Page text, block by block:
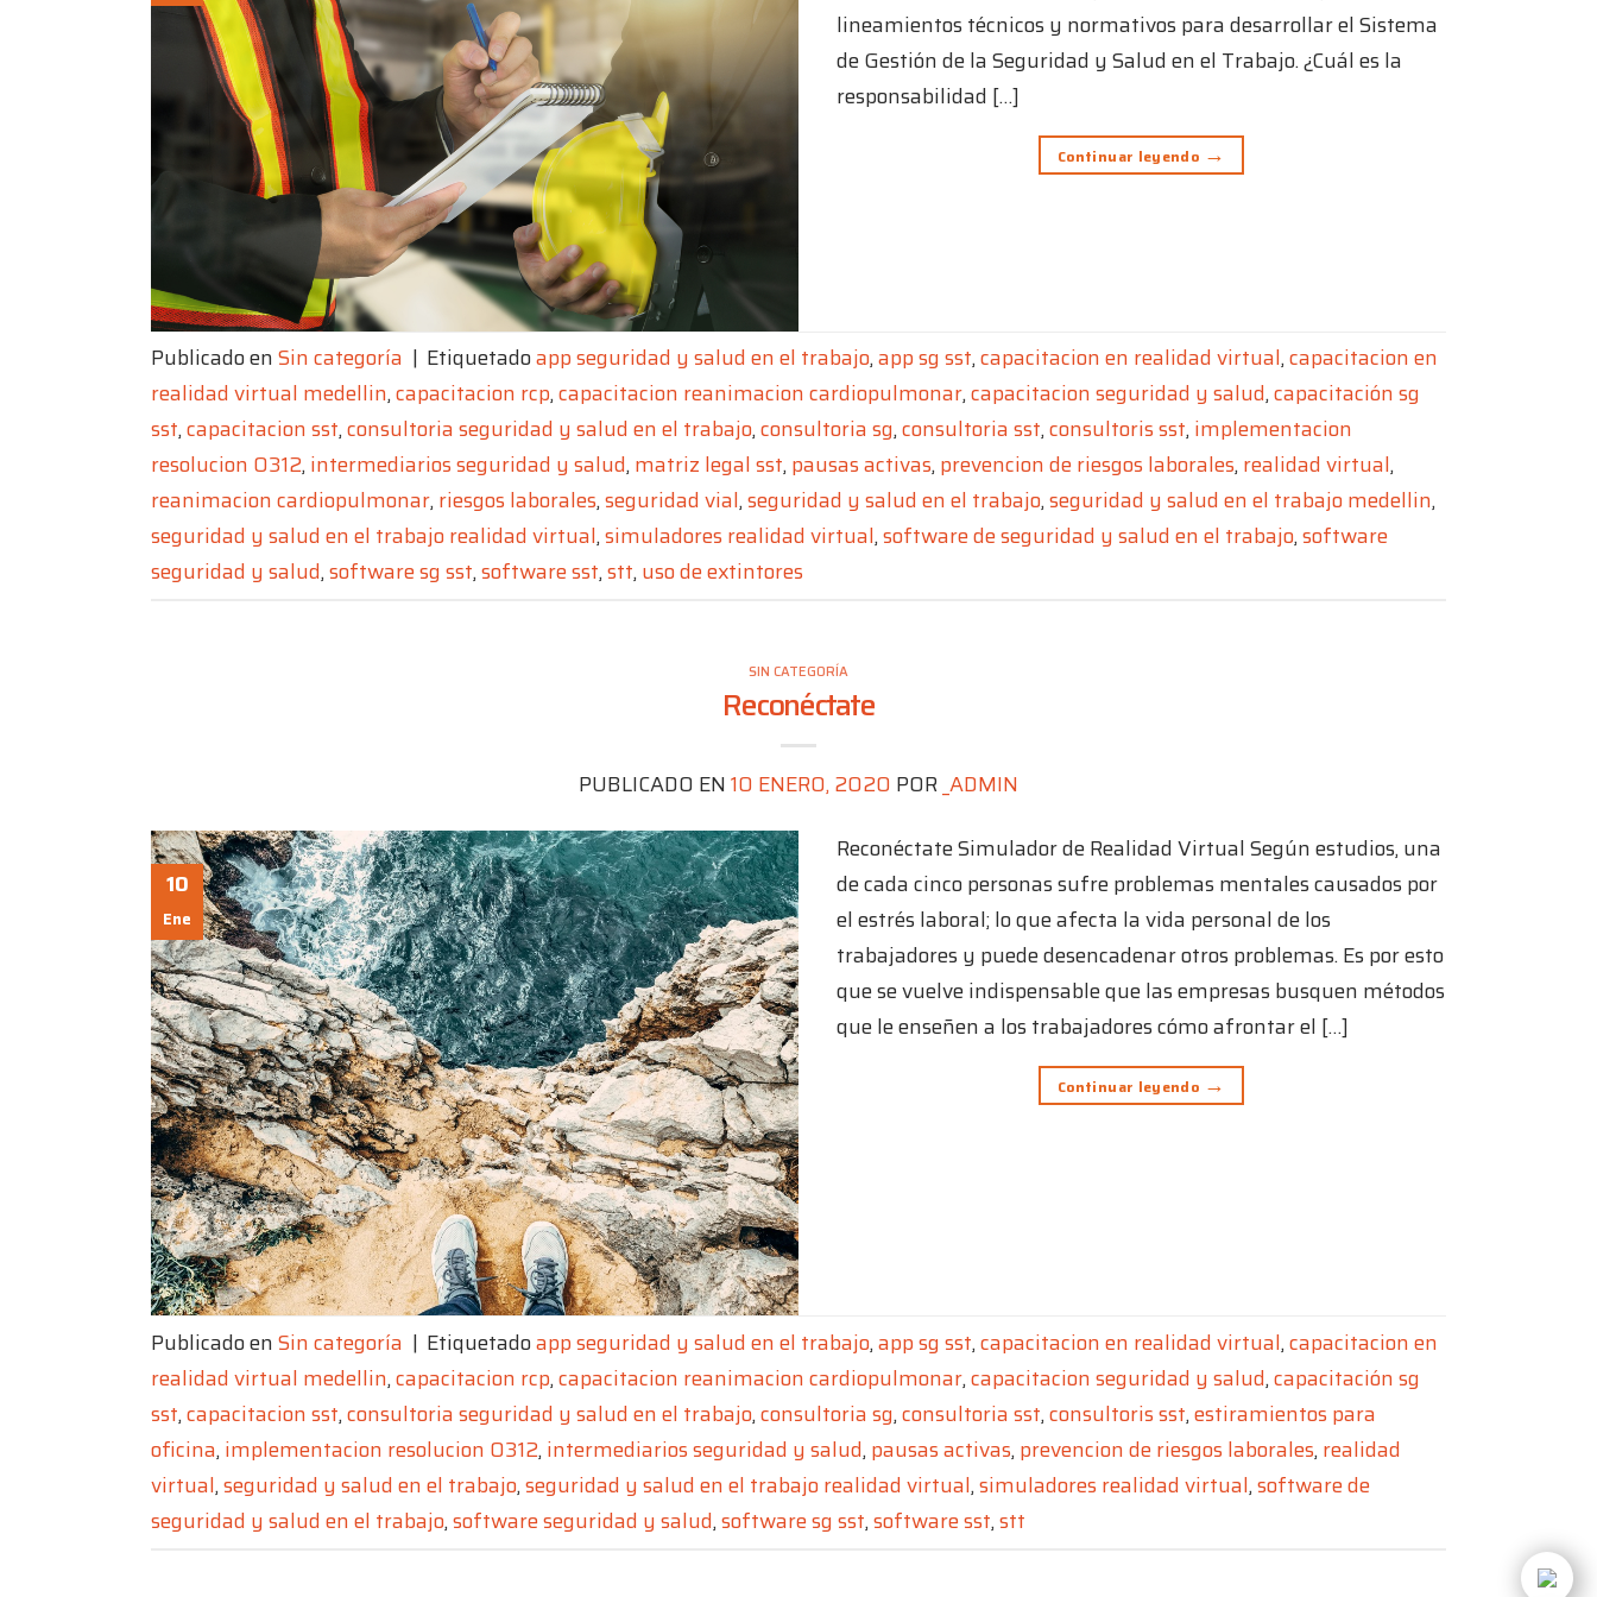
lineamientos técnicos y normativos para desarrollar el Sistema
de Gestión de la Seguridad y Salud en el Trabajo. ¿Cuál es la
responsabilidad […]
Continuar leyendo →
Publicado enSin categoría | Etiquetadoapp seguridad y salud en el trabajo,app sg sst,capacitacion en realidad virtual,capacitacion en
realidad virtual medellin,capacitacion rcp,capacitacion reanimacion cardiopulmonar,capacitacion seguridad y salud,capacitación sg
sst,capacitacion sst,consultoria seguridad y salud en el trabajo,consultoria sg,consultoria sst,consultoris sst,implementacion
resolucion 0312,intermediarios seguridad y salud,matriz legal sst,pausas activas,prevencion de riesgos laborales,realidad virtual,
reanimacion cardiopulmonar,riesgos laborales,seguridad vial,seguridad y salud en el trabajo,seguridad y salud en el trabajo medellin,
seguridad y salud en el trabajo realidad virtual,simuladores realidad virtual,software de seguridad y salud en el trabajo,software
seguridad y salud,software sg sst,software sst,stt,uso de extintores
SIN CATEGORÍA
Reconéctate
PUBLICADO EN10 ENERO, 2020 POR _ADMIN
10
Ene
Reconéctate Simulador de Realidad Virtual Según estudios, una
de cada cinco personas sufre problemas mentales causados por
el estrés laboral; lo que afecta la vida personal de los
trabajadores y puede desencadenar otros problemas. Es por esto
que se vuelve indispensable que las empresas busquen métodos
que le enseñen a los trabajadores cómo afrontar el […]
Continuar leyendo →
Publicado enSin categoría | Etiquetadoapp seguridad y salud en el trabajo,app sg sst,capacitacion en realidad virtual,capacitacion en
realidad virtual medellin,capacitacion rcp,capacitacion reanimacion cardiopulmonar,capacitacion seguridad y salud,capacitación sg
sst,capacitacion sst,consultoria seguridad y salud en el trabajo,consultoria sg,consultoria sst,consultoris sst,estiramientos para
oficina,implementacion resolucion 0312,intermediarios seguridad y salud,pausas activas,prevencion de riesgos laborales,realidad
virtual,seguridad y salud en el trabajo,seguridad y salud en el trabajo realidad virtual,simuladores realidad virtual,software de
seguridad y salud en el trabajo,software seguridad y salud,software sg sst,software sst,stt